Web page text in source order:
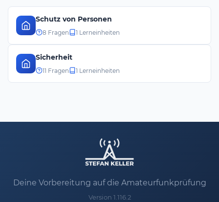
Schutz von Personen
8 Fragen 1 Lerneinheiten
Sicherheit
11 Fragen 1 Lerneinheiten
Deine Vorbereitung auf die Amateurfunkprüfung
Version 1.116.2